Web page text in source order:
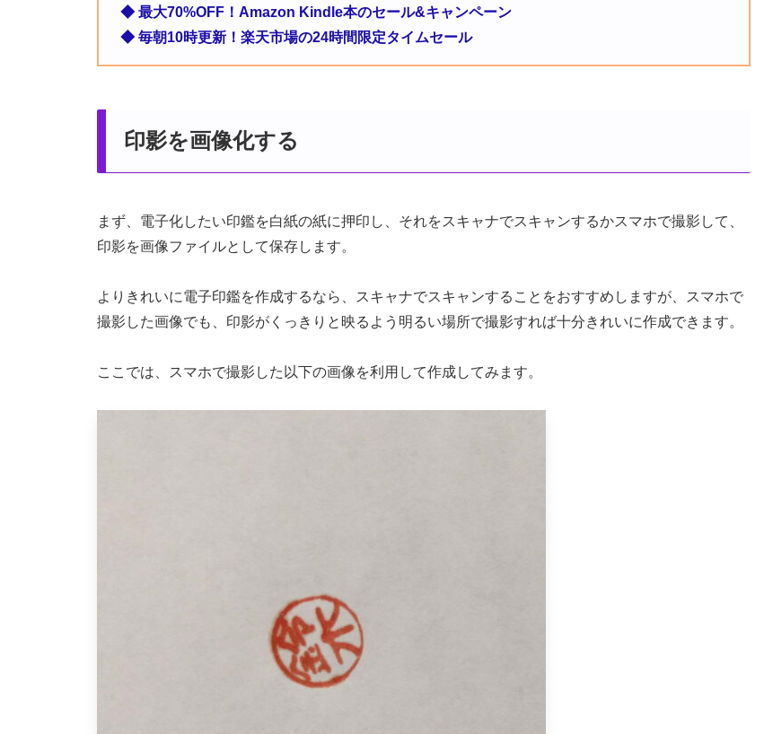
◆ 最大70%OFF！Amazon Kindle本のセール&キャンペーン
◆ 毎朝10時更新！楽天市場の24時間限定タイムセール
印影を画像化する
まず、電子化したい印鑑を白紙の紙に押印し、それをスキャナでスキャンするかスマホで撮影して、
印影を画像ファイルとして保存します。
よりきれいに電子印鑑を作成するなら、スキャナでスキャンすることをおすすめしますが、スマホで
撮影した画像でも、印影がくっきりと映るよう明るい場所で撮影すれば十分きれいに作成できます。
ここでは、スマホで撮影した以下の画像を利用して作成してみます。